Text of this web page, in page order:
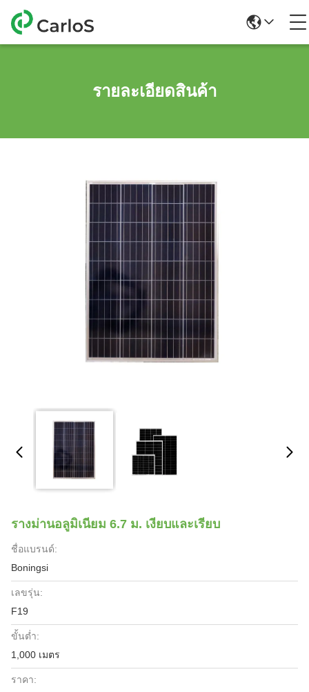
รายละเอียดสินค้า
รางม่านอลูมิเนียม 6.7 ม. เงียบและเรียบ
ชื่อแบรนด์:
Boningsi
เลขรุ่น:
F19
ขั้นต่ำ:
1,000 เมตร
ราคา: